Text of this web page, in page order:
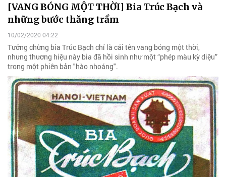
[VANG BÓNG MỘT THỜI] Bia Trúc Bạch và
những bước thăng trầm
10/02/2020 04:22
Tưởng chừng bia Trúc Bạch chỉ là cái tên vang bóng một thời,
nhưng thương hiệu này bia đã hồi sinh như một “phép màu kỳ diệu”
trong một phiên bản "hào nhoáng".